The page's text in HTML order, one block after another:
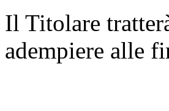
Il Titolare
adempiere alle